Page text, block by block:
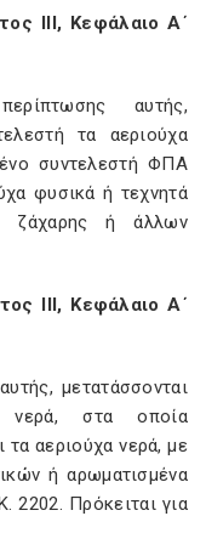
ΙΙΙ, Κεφάλαιο Α΄
αυτής,
τα αεριούχα
συντελεστή ΦΠΑ
φυσικά ή τεχνητά
ζάχαρης ή άλλων
ΙΙΙ, Κεφάλαιο Α΄
μετατάσσονται
νερά, στα οποία
τα αεριούχα νερά, με
ή αρωματισμένα
2202. Πρόκειται για